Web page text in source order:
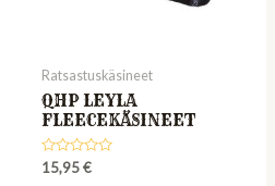
Ratsastuskäsineet
QHP LEYLA
FLEECEKÄSINEET
Rated
0
15,95€